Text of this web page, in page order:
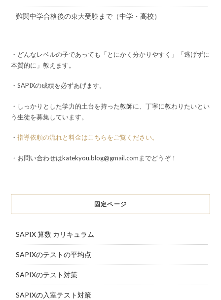
難関中学合格後の東大受験まで（中学・高校）
・どんなレベルの子であっても「とにかく分かりやすく」「逃げずに
本質的に」教えます。
・SAPIXの成績を必ずあげます。
・しっかりとした学力的土台を持った教師に、丁寧に教わりたいとい
う生徒を募集しています。
・ 指導依頼の流れと料金はこちらをご覧ください。
・お問い合わせはkatekyou.blog@gmail.comまでどうぞ！
固定ページ
SAPIX 算数 カリキュラム
SAPIXのテストの平均点
SAPIXのテスト対策
SAPIXの入室テスト対策